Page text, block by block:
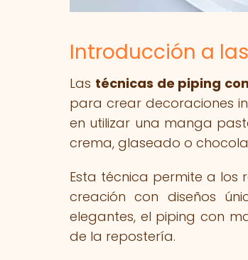
Introducción a
Las técnicas de piping
para crear decoraciones
en utilizar una manga
crema, glaseado o
Esta técnica permite a
creación con diseños
elegantes, el piping con
de la repostería.